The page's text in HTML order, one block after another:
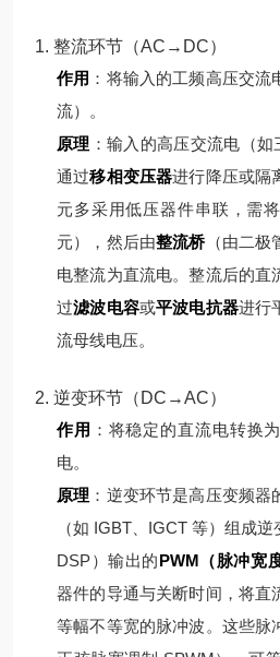
1. 整流环节（AC→DC）
作用 ：将输入的工频高压交
流）。
原理 ： 输入的高压交流电（如
通过移相变压器进行降压或隔
元多采用低压器件串联，需
元），然后由整流桥（由二极
电整流为直流电。整流后的直
过滤波电容或平波电抗器进行
流母线电压。
2. 逆变环节（DC→AC）
作用 ：将稳定的直流电转换
电。
原理 ： 逆变环节是高压变频器
（如 IGBT、IGCT 等）组成
DSP）输出的PWM（脉冲宽
器件的导通与关断时间，将直
等幅不等宽的脉冲波。 这些脉